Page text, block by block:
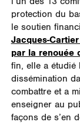
protection du
le soutien
Jacques-
par la renouée
fin, elle a étudié
dissémination
combattre et a
enseigner au
façons de s’en